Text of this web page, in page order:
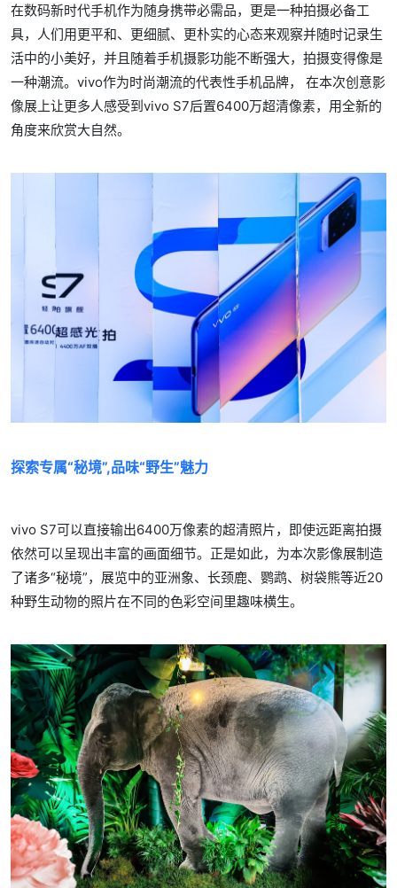
在数码新时代手机作为随身携带必需品，更是一种拍摄必备工
具，人们用更平和、更细腻、更朴实的心态来观察并随时记录生
活中的小美好，并且随着手机摄影功能不断强大，拍摄变得像是
一种潮流。vivo作为时尚潮流的代表性手机品牌， 在本次创意影
像展上让更多人感受到vivo S7后置6400万超清像素，用全新的
角度来欣赏大自然。
探索专属“秘境”,品味“野生”魅力
vivo S7可以直接输出6400万像素的超清照片，即使远距离拍摄
依然可以呈现出丰富的画面细节。正是如此，为本次影像展制造
了诸多“秘境”，展览中的亚洲象、长颈鹿、鹦鹉、树袋熊等近20
种野生动物的照片在不同的色彩空间里趣味横生。